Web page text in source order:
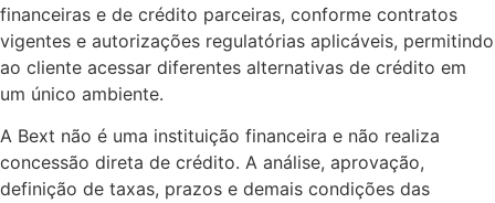
financeiras e de crédito parceiras, conforme contratos
vigentes e autorizações regulatórias aplicáveis, permitindo
ao cliente acessar diferentes alternativas de crédito em
um único ambiente.
A Bext não é uma instituição financeira e não realiza
concessão direta de crédito. A análise, aprovação,
definição de taxas, prazos e demais condições das